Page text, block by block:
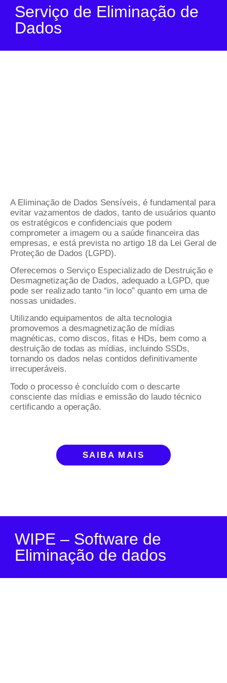
Serviço de Eliminação de
Dados
A Eliminação de Dados Sensíveis, é fundamental para
evitar vazamentos de dados, tanto de usuários quanto
os estratégicos e confidenciais que podem
comprometer a imagem ou a saúde financeira das
empresas, e está prevista no artigo 18 da Lei Geral de
Proteção de Dados (LGPD).
Oferecemos o Serviço Especializado de Destruição e
Desmagnetização de Dados, adequado a LGPD, que
pode ser realizado tanto “in loco” quanto em uma de
nossas unidades.
Utilizando equipamentos de alta tecnologia
promovemos a desmagnetização de mídias
magnéticas, como discos, fitas e HDs, bem como a
destruição de todas as mídias, incluindo SSDs,
tornando os dados nelas contidos definitivamente
irrecuperáveis.
Todo o processo é concluído com o descarte
consciente das mídias e emissão do laudo técnico
certificando a operação.
SAIBA MAIS
WIPE – Software de
Eliminação de dados